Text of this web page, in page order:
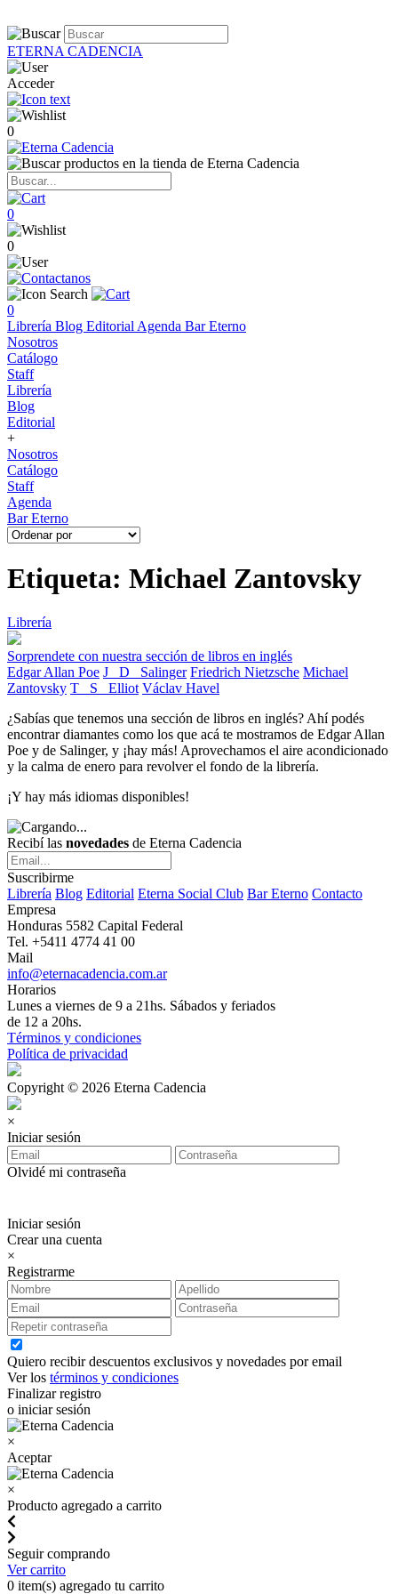
ETERNA CADENCIA
Acceder
0
0
0
0
Librería Blog Editorial Agenda Bar Eterno
Nosotros
Catálogo
Staff
Librería
Blog
Editorial
+
Nosotros
Catálogo
Staff
Agenda
Bar Eterno
Etiqueta: Michael Zantovsky
Librería
Sorprendete con nuestra sección de libros en inglés
Edgar Allan Poe J_ D_ Salinger Friedrich Nietzsche Michael
Zantovsky T_ S_ Elliot Václav Havel
¿Sabías que tenemos una sección de libros en inglés? Ahí podés
encontrar diamantes como los que acá te mostramos de Edgar Allan
Poe y de Salinger, y ¡hay más! Aprovechamos el aire acondicionado
y la calma de enero para revolver el fondo de la librería.
¡Y hay más idiomas disponibles!
Recibí las novedades de Eterna Cadencia
Suscribirme
Librería Blog Editorial Eterna Social Club Bar Eterno Contacto
Empresa
Honduras 5582 Capital Federal
Tel. +5411 4774 41 00
Mail
info@eternacadencia.com.ar
Horarios
Lunes a viernes de 9 a 21hs. Sábados y feriados
de 12 a 20hs.
Términos y condiciones
Política de privacidad
Copyright © 2026 Eterna Cadencia
×
Iniciar sesión
Olvidé mi contraseña
Iniciar sesión
Crear una cuenta
×
Registrarme
Quiero recibir descuentos exclusivos y novedades por email
Ver los términos y condiciones
Finalizar registro
o iniciar sesión
×
Aceptar
×
Producto agregado a carrito
Seguir comprando
Ver carrito
0 item(s) agregado tu carrito